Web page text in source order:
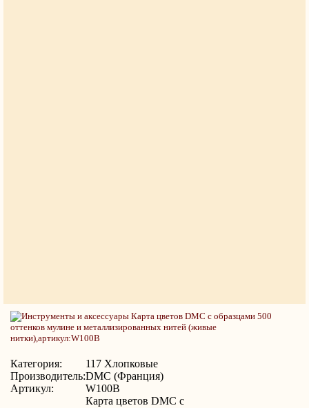
Категория:
117 Хлопковые
Производитель:DMC (Франция)
Артикул:
W100B
Карта цветов DMC с